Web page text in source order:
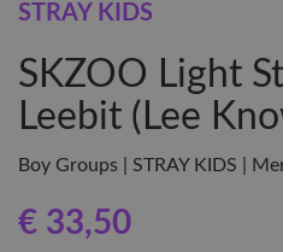
STRAY KIDS
SKZOO Light
Leebit (Lee
Boy Groups | STRAY KIDS |
€ 33,50